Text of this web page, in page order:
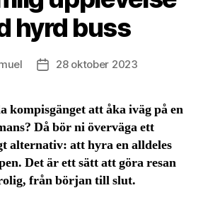
hyrd buss
Inläggsdatum
28 oktober 2023
kompisgänget att åka iväg på en
Då bör ni överväga ett
alternativ: att hyra en alldeles
Det är ett sätt att göra resan
från början till slut.